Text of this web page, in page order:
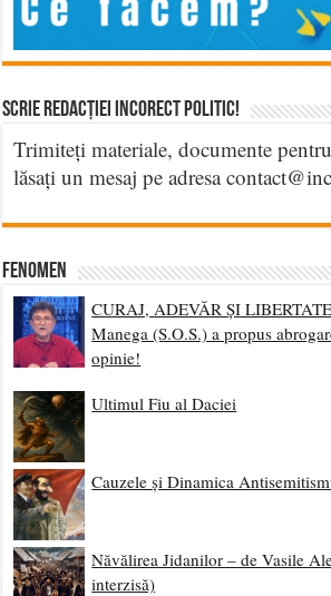
Scrie Redacției Incorect Politic!
Trimiteți materiale, documente
lăsați un mesaj pe adresa
Fenomen
CURAJ, ADEVĂR ȘI
Manega (S.O.S.) a propus
opinie!
Ultimul Fiu al Daciei
Cauzele și Dinamica
Năvălirea Jidanilor – de Vasile
interzisă)